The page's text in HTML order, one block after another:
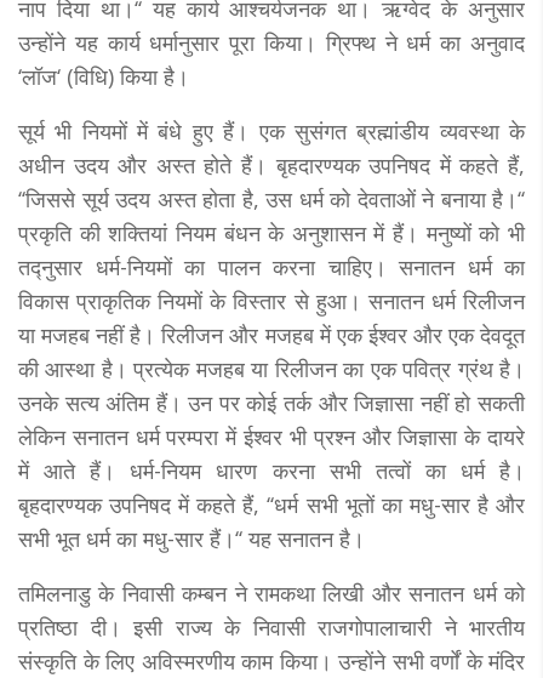
नाप दिया था।‘‘ यह कार्य आश्चर्यजनक था। ऋग्वेद के अनुसार
उन्होंने यह कार्य धर्मानुसार पूरा किया। ग्रिफ्थ ने धर्म का अनुवाद
‘लॉज‘ (विधि) किया है।
सूर्य भी नियमों में बंधे हुए हैं। एक सुसंगत ब्रह्मांडीय व्यवस्था के
अधीन उदय और अस्त होते हैं। बृहदारण्यक उपनिषद में कहते हैं,
‘‘जिससे सूर्य उदय अस्त होता है, उस धर्म को देवताओं ने बनाया है।‘‘
प्रकृति की शक्तियां नियम बंधन के अनुशासन में हैं। मनुष्यों को भी
तद्नुसार धर्म-नियमों का पालन करना चाहिए। सनातन धर्म का
विकास प्राकृतिक नियमों के विस्तार से हुआ। सनातन धर्म रिलीजन
या मजहब नहीं है। रिलीजन और मजहब में एक ईश्वर और एक देवदूत
की आस्था है। प्रत्येक मजहब या रिलीजन का एक पवित्र ग्रंथ है।
उनके सत्य अंतिम हैं। उन पर कोई तर्क और जिज्ञासा नहीं हो सकती
लेकिन सनातन धर्म परम्परा में ईश्वर भी प्रश्न और जिज्ञासा के दायरे
में आते हैं। धर्म-नियम धारण करना सभी तत्वों का धर्म है।
बृहदारण्यक उपनिषद में कहते हैं, ‘‘धर्म सभी भूतों का मधु-सार है और
सभी भूत धर्म का मधु-सार हैं।‘‘ यह सनातन है।
तमिलनाडु के निवासी कम्बन ने रामकथा लिखी और सनातन धर्म को
प्रतिष्ठा दी। इसी राज्य के निवासी राजगोपालाचारी ने भारतीय
संस्कृति के लिए अविस्मरणीय काम किया। उन्होंने सभी वर्णों के मंदिर